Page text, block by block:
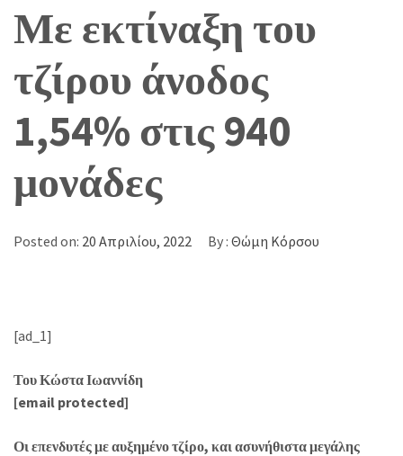
Με εκτίναξη του
τζίρου άνοδος
1,54% στις 940
μονάδες
Posted on: 20 Απριλίου, 2022 By : Θώμη Κόρσου
[ad_1]
Του Κώστα Ιωαννίδη
[email protected]
Οι επενδυτές με αυξημένο τζίρο, και ασυνήθιστα μεγάλης